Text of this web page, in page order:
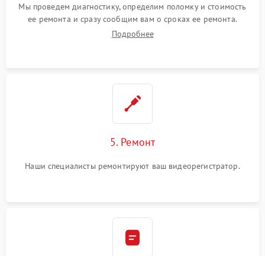
Мы проведем диагностику, определим поломку и стоимость
ее ремонта и сразу сообщим вам о сроках ее ремонта.
Подробнее
5. Ремонт
Наши специалисты ремонтируют ваш видеорегистратор.